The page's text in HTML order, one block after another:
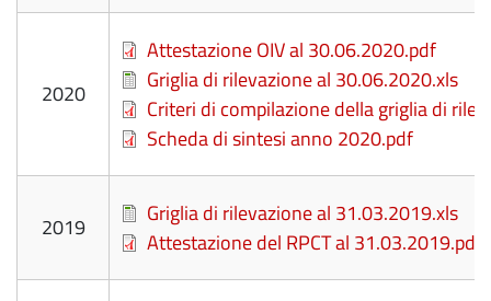
2020
FileAttestazione OIV al 30.06.2020.pdf
FileGriglia di rilevazione al 30.06.2020.xls
FileCriteri di compilazione della griglia di
FileScheda di sintesi anno 2020.pdf
2019 FileGriglia di rilevazione al 31.03.2019.xls
FileAttestazione del RPCT al 31.03.2019.pdf